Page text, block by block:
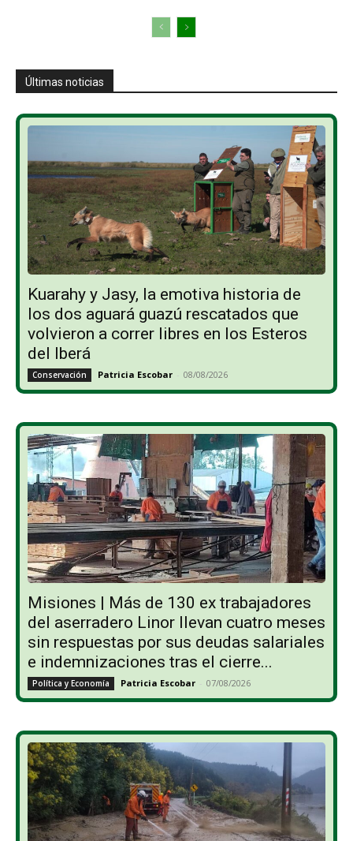
Últimas noticias
Kuarahy y Jasy, la emotiva historia de
los dos aguará guazú rescatados que
volvieron a correr libres en los Esteros
del Iberá
Conservación Patricia Escobar - 08/08/2026
Misiones | Más de 130 ex trabajadores
del aserradero Linor llevan cuatro meses
sin respuestas por sus deudas salariales
e indemnizaciones tras el cierre...
Política y Economía Patricia Escobar - 07/08/2026